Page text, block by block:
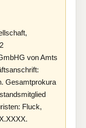
von Amts
Gesamtprokura
Fluck,